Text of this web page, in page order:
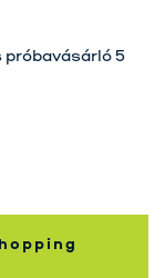
próbavásárló 5